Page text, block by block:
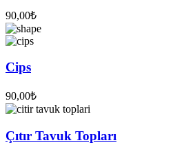
90,00₺
Cips
90,00₺
Çıtır Tavuk Topları